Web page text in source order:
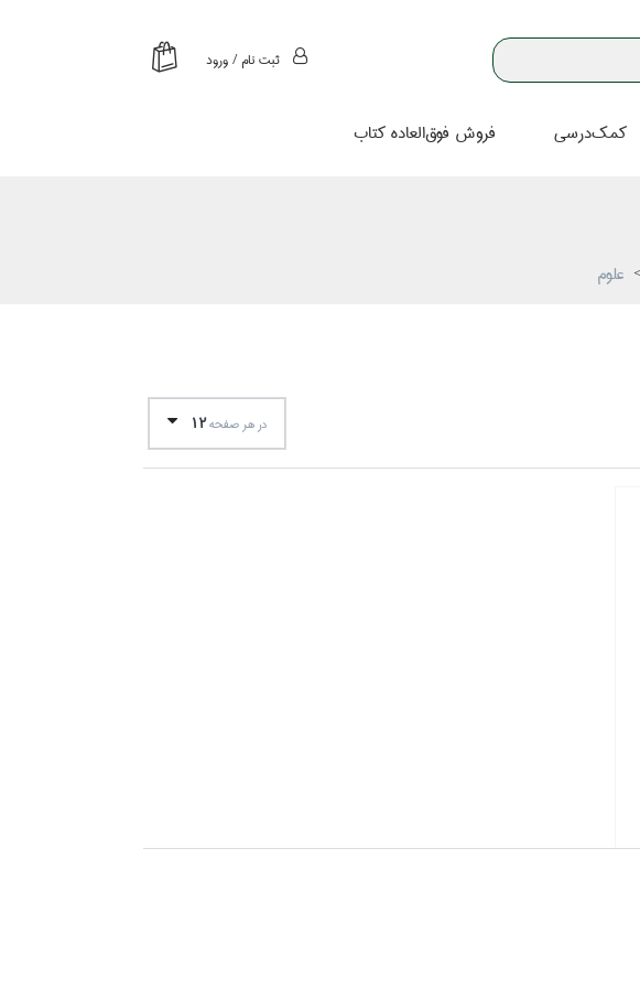
ثبت نام / ورود
كمك‌درسي فروش فوق‌العاده كتاب
علوم
در هر صفحه12